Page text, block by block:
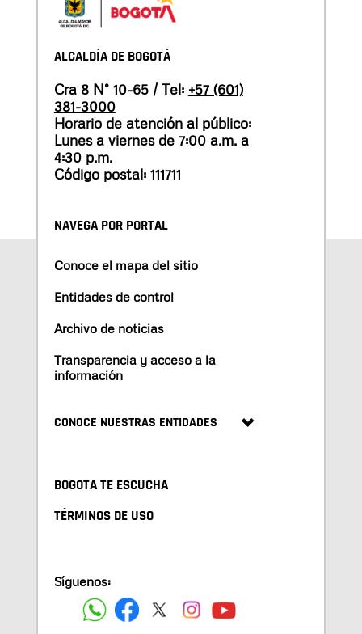
ALCALDÍA DE BOGOTÁ
Cra 8 N° 10-65 / Tel: +57 (601)
381-3000
Horario de atención al público:
Lunes a viernes de 7:00 a.m. a
4:30 p.m.
Código postal: 111711
NAVEGA POR PORTAL
Conoce el mapa del sitio
Entidades de control
Archivo de noticias
Transparencia y acceso a la
información
CONOCE NUESTRAS ENTIDADES
BOGOTA TE ESCUCHA
TÉRMINOS DE USO
Síguenos: